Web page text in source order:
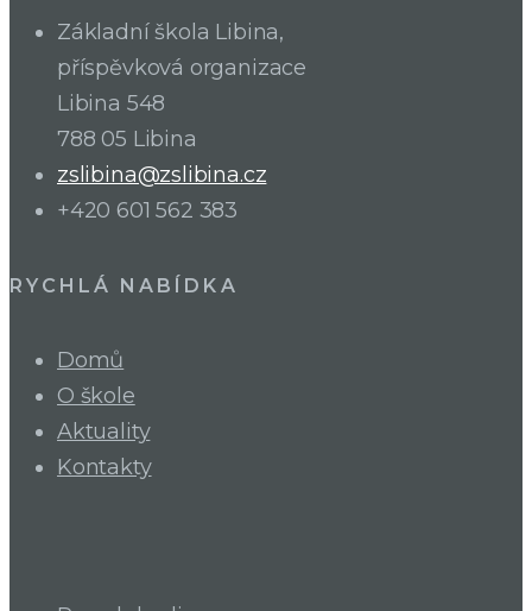
Základní škola Libina,
příspěvková organizace
Libina 548
788 05 Libina
zslibina@zslibina.cz
+420 601 562 383
RYCHLÁ NABÍDKA
Domů
O škole
Aktuality
Kontakty